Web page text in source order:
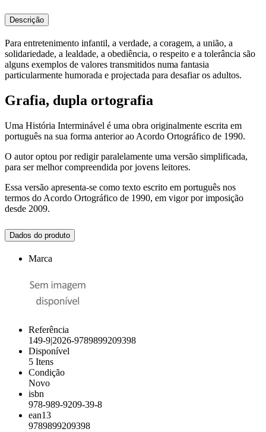
Descrição
Para entretenimento infantil, a verdade, a coragem, a união, a
solidariedade, a lealdade, a obediência, o respeito e a tolerância são
alguns exemplos de valores transmitidos numa fantasia
particularmente humorada e projectada para desafiar os adultos.
Grafia, dupla ortografia
Uma História Interminável é uma obra originalmente escrita em
português na sua forma anterior ao Acordo Ortográfico de 1990.
O autor optou por redigir paralelamente uma versão simplificada,
para ser melhor compreendida por jovens leitores.
Essa versão apresenta-se como texto escrito em português nos
termos do Acordo Ortográfico de 1990, em vigor por imposição
desde 2009.
Dados do produto
Marca
Referência
149-9|2026-9789899209398
Disponível
5 Itens
Condição
Novo
isbn
978-989-9209-39-8
ean13
9789899209398